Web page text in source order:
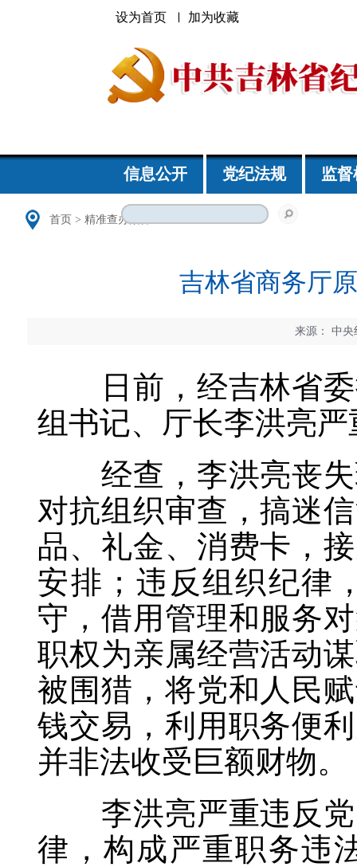
设为首页 加为收藏
信息公开 党纪法规 监
首页 > 精准查办案件
吉林省商务厅
来源： 中央
日前，经吉林省委
组书记、厅长李洪亮
经查，李洪亮丧失
对抗组织审查，搞迷
品、礼金、消费卡，
安排；违反组织纪律
守，借用管理和服务
职权为亲属经营活动
被围猎，将党和人民
钱交易，利用职务便
并非法收受巨额财物。
李洪亮严重违反党
律，构成严重职务违